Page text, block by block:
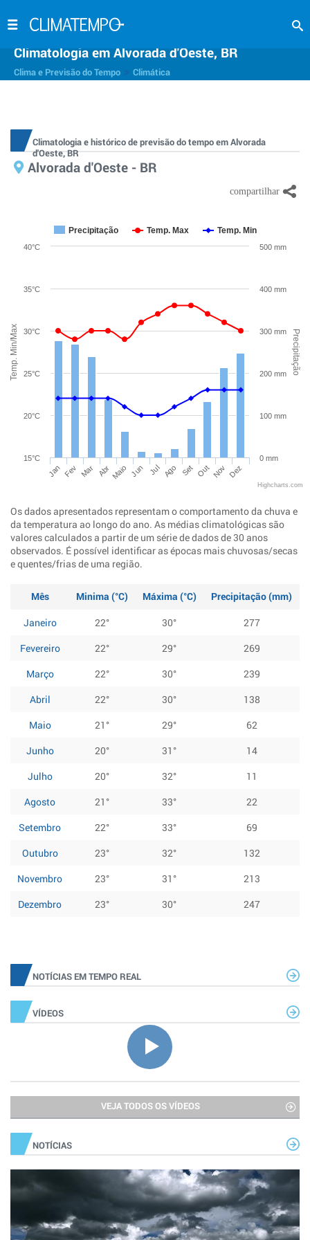
Climatologia em Alvorada d'Oeste, BR
Clima e Previsão do Tempo Climática
Climatologia e histórico de previsão do tempo em Alvorada
d'Oeste, BR
Alvorada d'Oeste - BR
Temp. Min/Max Precipitação
Precipitação Temp. Max Temp. Min
Jan Fev Mar Abr Maio Jun Jul Ago Set Out Nov Dez
15°C
20°C
25°C
30°C
35°C
40°C
0 mm
100 mm
200 mm
300 mm
400 mm
500 mm
Highcharts.com
Os dados apresentados representam o comportamento da chuva e
da temperatura ao longo do ano. As médias climatológicas são
valores calculados a partir de um série de dados de 30 anos
observados. É possível identificar as épocas mais chuvosas/secas
e quentes/frias de uma região.
Mês Minima (°C) Máxima (°C)
Precipitação (mm)
Janeiro
22° 30°
277
Fevereiro
22° 29°
269
Março
22° 30°
239
Abril
22° 30°
138
Maio
21° 29°
62
Junho
20° 31°
14
Julho
20° 32°
11
Agosto
21° 33°
22
Setembro
22° 33°
69
Outubro
23° 32°
132
Novembro
23° 31°
213
Dezembro
23° 30° 247
NOTÍCIAS EM TEMPO REAL
VÍDEOS
VEJA TODOS OS VÍDEOS
NOTÍCIAS